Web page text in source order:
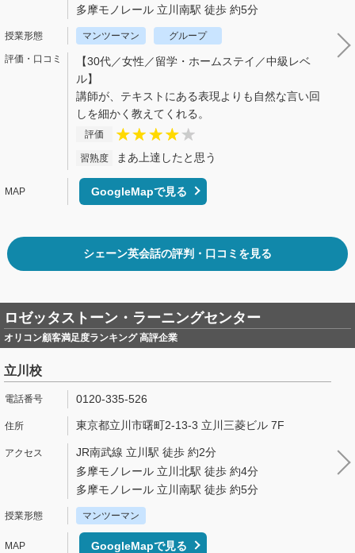
多摩モノレール 立川南駅 徒歩 約5分
マンツーマン グループ
【30代／女性／留学・ホームステイ／中級レベ
ル】
講師が、テキストにある表現よりも自然な言い回
しを細かく教えてくれる。
評価
習熟度 まあ上達したと思う
GoogleMapで見る
シェーン英会話の評判・口コミを見る
ロゼッタストーン・ラーニングセンター
オリコン顧客満足度ランキング 高評企業
立川校
0120-335-526
東京都立川市曙町2-13-3 立川三菱ビル 7F
JR南武線 立川駅 徒歩 約2分
多摩モノレール 立川北駅 徒歩 約4分
多摩モノレール 立川南駅 徒歩 約5分
マンツーマン
GoogleMapで見る